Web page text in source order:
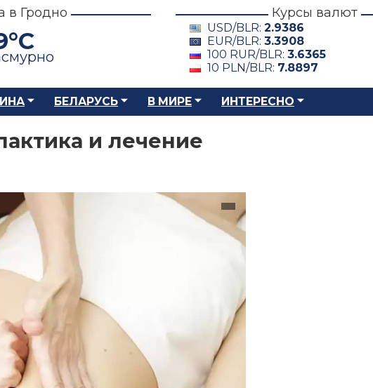
в Гродно Курсы валют
USD/BLR: 2.9386
EUR/BLR: 3.3908
100 RUR/BLR: 3.6365
10 PLN/BLR: 7.8897
БЕЛАРУСЬ В МИРЕ ИНТЕРЕСНО
и лечение